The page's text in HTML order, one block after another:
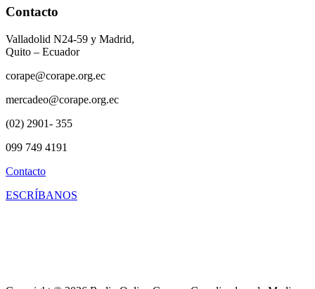
Contacto
Valladolid N24-59 y Madrid,
Quito – Ecuador
corape@corape.org.ec
mercadeo@corape.org.ec
(02) 2901- 355
099 749 4191
Contacto
ESCRÍBANOS